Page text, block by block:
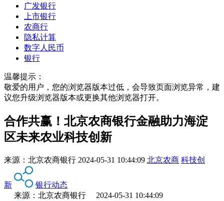
广发银行
上市银行
农商行
隐私计算
数字人民币
银行
温馨提示：
敬爱的用户，您的浏览器版本过低，会导致页面浏览异常，建
议您升级浏览器版本或更换其他浏览器打开。
合作共赢！北京农商银行金融助力海淀
区未来农业科技创新
来源： 北京农商银行 2024-05-31 10:44:09 北京农商 科技创
新
银行动态
来源：北京农商银行 2024-05-31 10:44:09